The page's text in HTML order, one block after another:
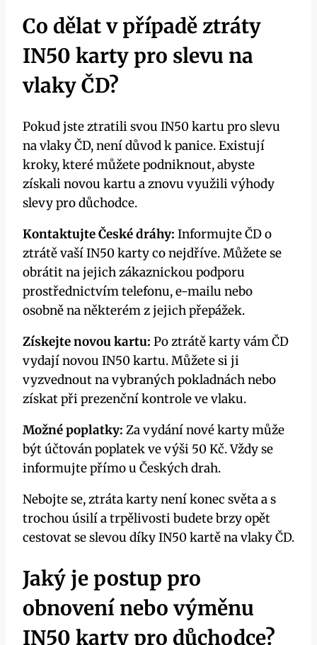
Co dělat v případě ztráty
IN50 karty pro slevu na
vlaky ČD?
Pokud jste ztratili svou IN50 kartu pro slevu
na vlaky ČD, není důvod k panice. Existují
kroky, které můžete podniknout, abyste
získali novou kartu a znovu využili výhody
slevy pro důchodce.
Kontaktujte České dráhy: Informujte ČD o
ztrátě vaší IN50 karty co nejdříve. Můžete se
obrátit na jejich zákaznickou podporu
prostřednictvím telefonu, e-mailu nebo
osobně na některém z jejich přepážek.
Získejte novou kartu: Po ztrátě karty vám ČD
vydají novou IN50 kartu. Můžete si ji
vyzvednout na vybraných pokladnách nebo
získat při prezenční kontrole ve vlaku.
Možné poplatky: Za vydání nové karty může
být účtován poplatek ve výši 50 Kč. Vždy se
informujte přímo u Českých drah.
Nebojte se, ztráta karty není konec světa a s
trochou úsilí a trpělivosti budete brzy opět
cestovat se slevou díky IN50 kartě na vlaky ČD.
Jaký je postup pro
obnovení nebo výměnu
IN50 karty pro důchodce?